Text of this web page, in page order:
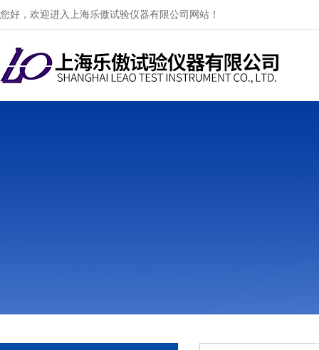
您好，欢迎进入上海乐傲试验仪器有限公司网站！